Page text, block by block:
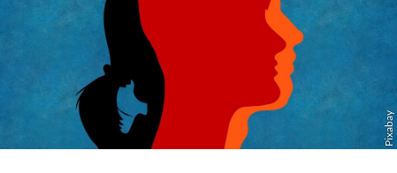
Pixabay